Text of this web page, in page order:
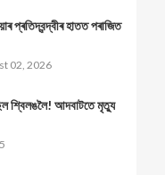
প্ৰতিদ্বন্দ্বীৰ হাতত পৰাজিত
02, 2026
শ্বিলঙলৈ! আদবাটতে মৃত্যু